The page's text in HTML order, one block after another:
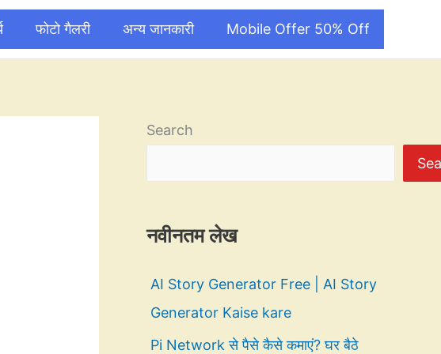
फोटो गैलरी अन्य जानकारी Mobile Offer 50% Off
Search
नवीनतम लेख
AI Story Generator Free | AI Story
Generator Kaise kare
Pi Network से पैसे कैसे कमाएं? घर बैठे